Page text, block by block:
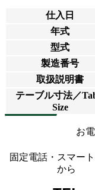
仕入日
年式
型式
製造番号
取扱説明書
テーブル寸法／
Size
お
固定電話・スマー
から